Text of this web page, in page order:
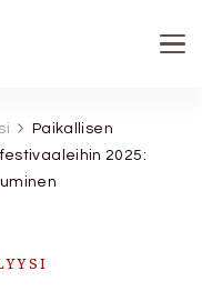
Paikallisen
2025: